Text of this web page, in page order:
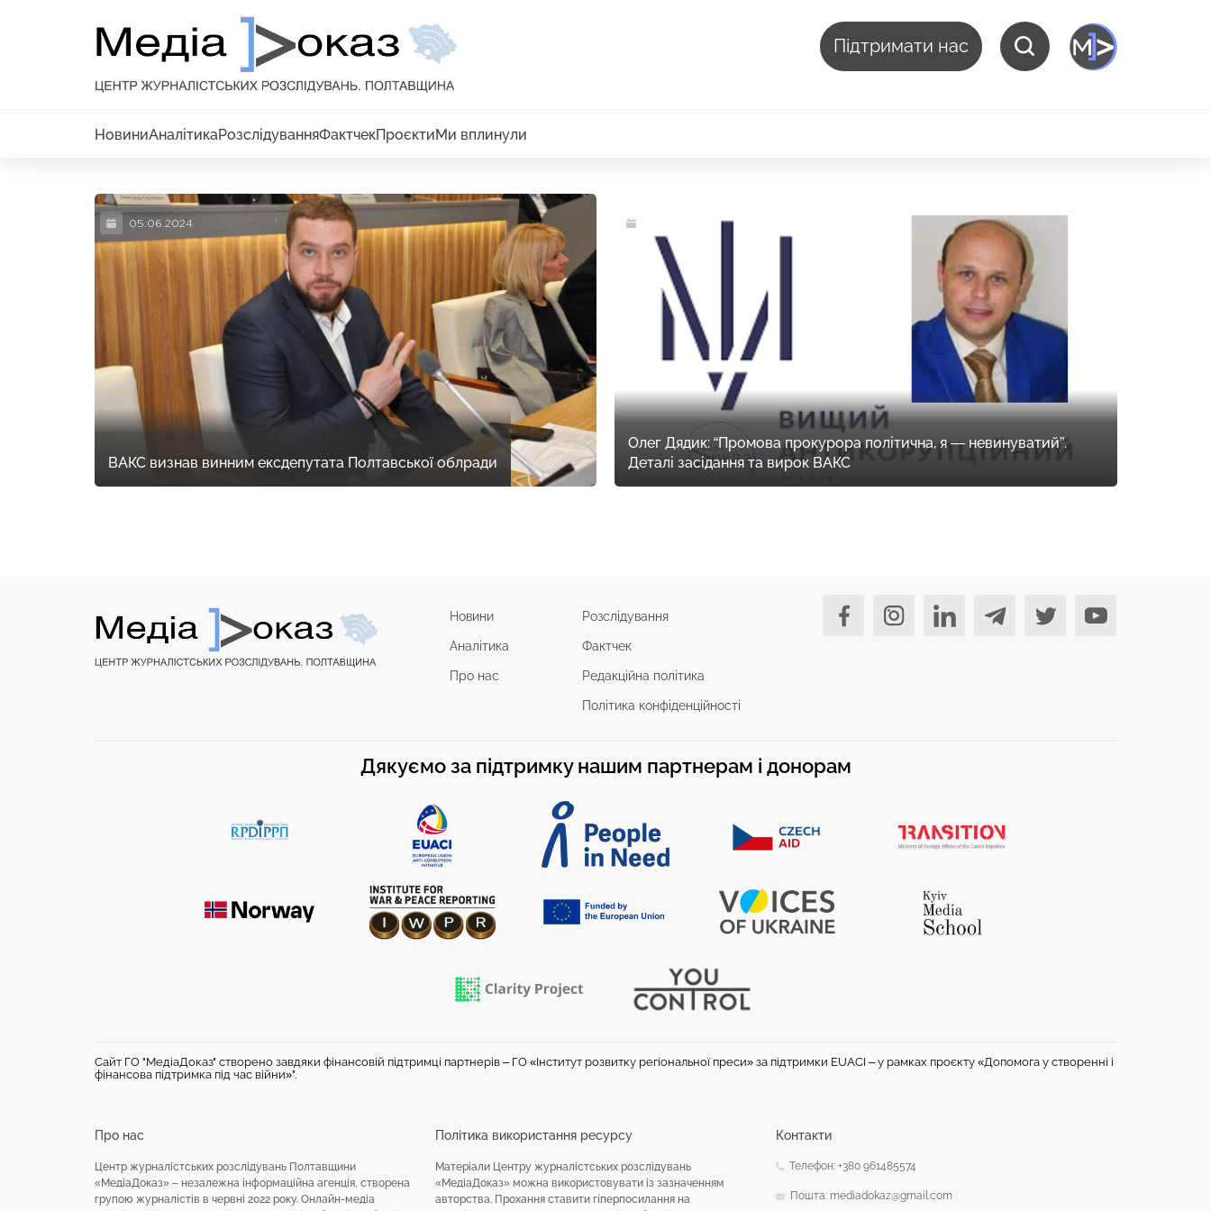
Підтримати нас
НовиниАналітикаРозслідуванняФактчекПроєктиМи вплинули
05.06.2024
ВАКС визнав винним ексдепутата Полтавської облради
Олег Дядик: “Промова прокурора політична, я — невинуватий”.
Деталі засідання та вирок ВАКС
Новини
Аналітика
Про нас
Розслідування
Фактчек
Редакційна політика
Політика конфіденційності
Дякуємо за підтримку нашим партнерам і донорам
Сайт ГО "МедіаДоказ" створено завдяки фінансовій підтримці партнерів – ГО «Інститут розвитку регіональної преси» за підтримки EUACI – у рамках проєкту «Допомога у створенні і
фінансова підтримка під час війни»".
Про нас
Центр журналістських розслідувань Полтавщини
«МедіаДоказ» – незалежна інформаційна агенція, створена
групою журналістів в червні 2022 року. Онлайн-медіа
Політика використання ресурсу
Матеріали Центру журналістських розслідувань
«МедіаДоказ» можна використовувати із зазначенням
авторства. Прохання ставити гіперпосилання на
Контакти
Телефон: +380 961485574
Пошта: mediadokaz@gmail.com